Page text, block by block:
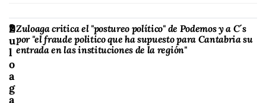
POLÍTICA
Z
u
l
o
a
g
a
Zuloaga critica el "postureo político" de Podemos y a C´s
por "el fraude politico que ha supuesto para Cantabria su
entrada en las instituciones de la región"